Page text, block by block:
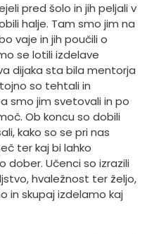
pred šolo in jih peljali v
halje. Tam smo jim na
vaje in jih poučili o
se lotili izdelave
dijaka sta bila mentorja
so tehtali in
smo jim svetovali in po
Ob koncu so dobili
kako so se pri nas
ter kaj bi lahko
dober. Učenci so izrazili
hvaležnost ter željo,
in skupaj izdelamo kaj